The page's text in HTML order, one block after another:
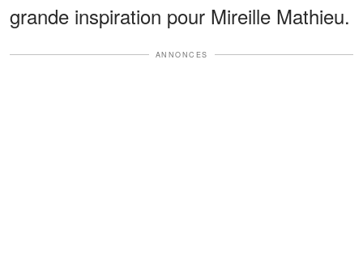
grande inspiration pour Mireille Mathieu.
ANNONCES